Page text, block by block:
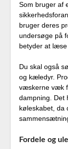
Som bruger af
bruger deres
undersøge på
betyder at læse
Du skal også
og kæledyr.
væskerne væk
dampning. Det
køleskabet, da
Fordele og